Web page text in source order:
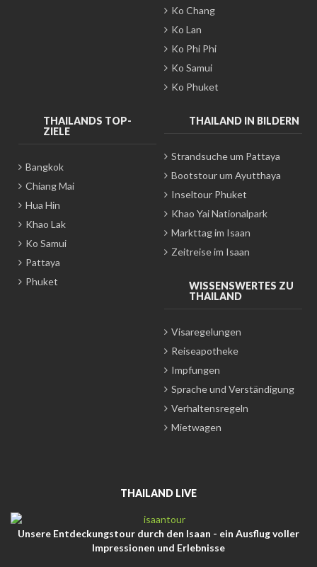
Ko Chang
Ko Lan
Ko Phi Phi
Ko Samui
Ko Phuket
THAILANDS TOP-
ZIELE
Bangkok
Chiang Mai
Hua Hin
Khao Lak
Ko Samui
Pattaya
Phuket
THAILAND IN BILDERN
Strandsuche um Pattaya
Bootstour um Ayutthaya
Inseltour Phuket
Khao Yai Nationalpark
Markttag im Isaan
Zeitreise im Isaan
WISSENSWERTES ZU
THAILAND
Visaregelungen
Reiseapotheke
Impfungen
Sprache und Verständigung
Verhaltensregeln
Mietwagen
THAILAND LIVE
Unsere Entdeckungstour durch den Isaan - ein Ausflug voller
Impressionen und Erlebnisse